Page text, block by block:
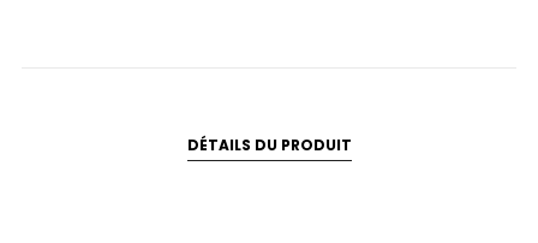
DÉTAILS DU PRODUIT